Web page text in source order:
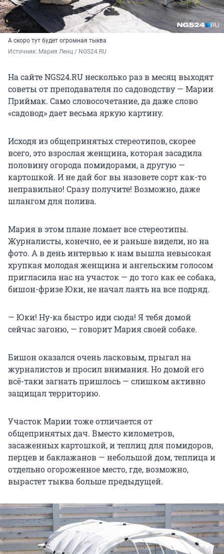
А скоро тут будет огромная тыква
Источник: Мария Ленц / NGS24.RU
На сайте NGS24.RU несколько раз в месяц выходят
советы от преподавателя по садоводству — Марии
Приймак. Само словосочетание, да даже слово
«садовод» дает весьма яркую картину.
Исходя из общепринятых стереотипов, скорее
всего, это взрослая женщина, которая засадила
половину огорода помидорами, а другую —
картошкой. И не дай бог вы назовете сорт как-то
неправильно! Сразу получите! Возможно, даже
шлангом для полива.
Мария в этом плане ломает все стереотипы.
Журналисты, конечно, ее и раньше видели, но на
фото. А в день интервью к нам вышла невысокая
хрупкая молодая женщина и ангельским голосом
пригласила нас на участок — до того как ее собака,
бишон-фризе Юки, не начал лаять на все подряд.
— Юки! Ну-ка быстро иди сюда! Я тебя домой
сейчас загоню, — говорит Мария своей собаке.
Бишон оказался очень ласковым, прыгал на
журналистов и просил внимания. Но домой его
всё-таки загнать пришлось — слишком активно
защищал территорию.
Участок Марии тоже отличается от
общепринятых дач. Вместо километров,
засаженных картошкой, и теплиц для помидоров,
перцев и баклажанов — небольшой дом, теплица и
отдельно огороженное место, где, возможно,
вырастет тыква больше предыдущей.